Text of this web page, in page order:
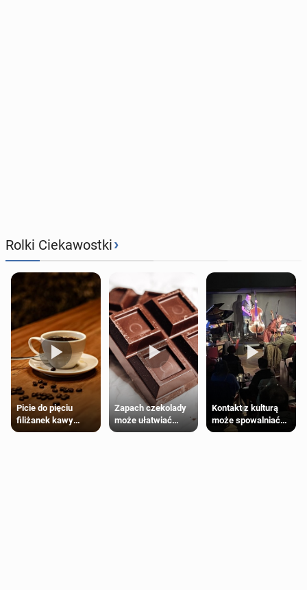
Rolki Ciekawostki›
Picie do pięciu
filiżanek kawy
dziennie jest
Zapach czekolady
może ułatwiać
trening siłowy
Kontakt z kulturą
może spowalniać
starzenie